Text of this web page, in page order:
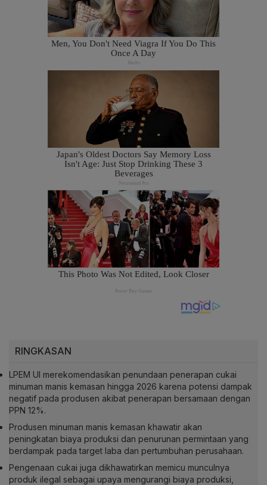
RINGKASAN
LPEM UI merekomendasikan penundaan penerapan cukai
minuman manis kemasan hingga 2026 karena potensi dampak
negatif pada produsen akibat penerapan bersamaan dengan
PPN 12%.
Produsen minuman manis kemasan khawatir akan
peningkatan biaya produksi dan penurunan permintaan yang
berdampak pada target laba dan pertumbuhan perusahaan.
Pengenaan cukai juga dikhawatirkan memicu munculnya
produk ilegal sebagai upaya mengurangi biaya produksi,